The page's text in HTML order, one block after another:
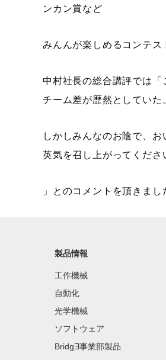
ンカン賞など
みんんが楽しめるコンテス
中村社長の総合講評では
チーム差が歴然としていた
しかしみんなのお陰で、
英気を召し上がってくださ
」とのコメントを頂きまし
製品情報
工作機械
自動化
光学機械
ソフトウェア
BridgƎ事業部製品